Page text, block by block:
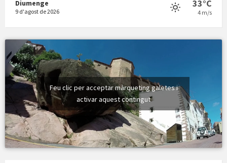
Diumenge
9 d'agost de 2026
33°C
4 m/s
Feu clic per acceptar màrqueting galetes i
activar aquest contingut